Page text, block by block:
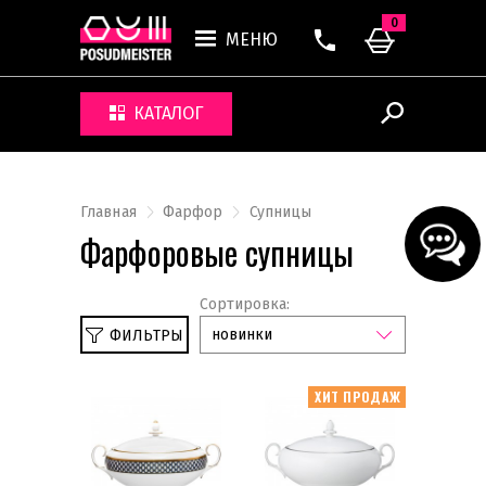
МЕНЮ
КАТАЛОГ
0
Главная Фарфор Супницы
Фарфоровые супницы
Сортировка:
новинки
ФИЛЬТРЫ
Тарелки салатные
Тарелки акцентные
ХИТ ПРОДАЖ